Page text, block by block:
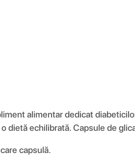
alimentar dedicat
dietă echilibrată. Capsule de
capsulă.